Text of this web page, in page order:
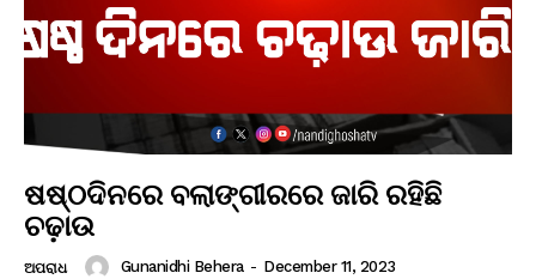
ଷଷ୍ଠଦିନରେ ବଲାଙ୍ଗୀରରେ ଜାରି ରହିଛି
ଚଢ଼ାଉ
ଅପରାଧ Gunanidhi Behera - December 11, 2023